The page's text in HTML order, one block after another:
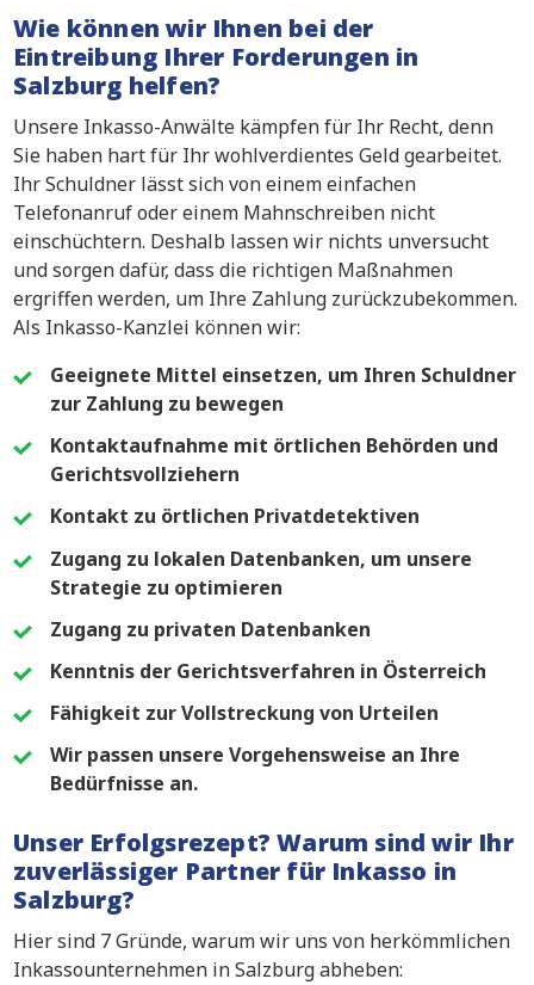
Wie können wir Ihnen bei der
Eintreibung Ihrer Forderungen in
Salzburg helfen?
Unsere Inkasso-Anwälte kämpfen für Ihr Recht, denn
Sie haben hart für Ihr wohlverdientes Geld gearbeitet.
Ihr Schuldner lässt sich von einem einfachen
Telefonanruf oder einem Mahnschreiben nicht
einschüchtern. Deshalb lassen wir nichts unversucht
und sorgen dafür, dass die richtigen Maßnahmen
ergriffen werden, um Ihre Zahlung zurückzubekommen.
Als Inkasso-Kanzlei können wir:
Geeignete Mittel einsetzen, um Ihren Schuldner
zur Zahlung zu bewegen
Kontaktaufnahme mit örtlichen Behörden und
Gerichtsvollziehern
Kontakt zu örtlichen Privatdetektiven
Zugang zu lokalen Datenbanken, um unsere
Strategie zu optimieren
Zugang zu privaten Datenbanken
Kenntnis der Gerichtsverfahren in Österreich
Fähigkeit zur Vollstreckung von Urteilen
Wir passen unsere Vorgehensweise an Ihre
Bedürfnisse an.
Unser Erfolgsrezept? Warum sind wir Ihr
zuverlässiger Partner für Inkasso in
Salzburg?
Hier sind 7 Gründe, warum wir uns von herkömmlichen
Inkassounternehmen in Salzburg abheben: